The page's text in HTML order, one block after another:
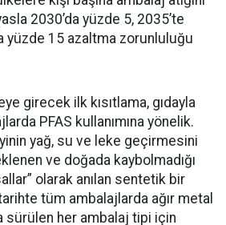
2030’da yüzde 5, 2035’te
yüzde 15 azaltma zorunluluğu
girecek ilk kısıtlama, gıdayla
PFAS kullanımına yönelik.
yağ, su ve leke geçirmesini
ve doğada kaybolmadığı
olarak anılan sentetik bir
tüm ambalajlarda ağır metal
sürülen her ambalaj tipi için